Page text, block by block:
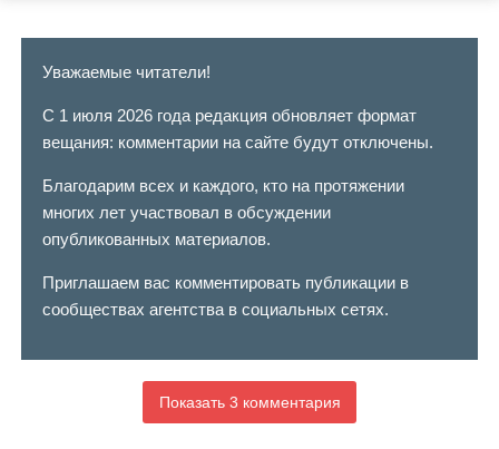
Уважаемые читатели!
С 1 июля 2026 года редакция обновляет формат
вещания: комментарии на сайте будут отключены.
Благодарим всех и каждого, кто на протяжении
многих лет участвовал в обсуждении
опубликованных материалов.
Приглашаем вас комментировать публикации в
сообществах агентства в социальных сетях.
Показать 3 комментария